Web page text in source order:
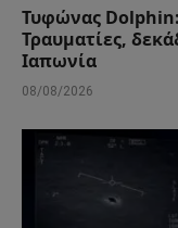
Τυφώνας
Τραυματίες,
Ιαπωνία
08/08/2026